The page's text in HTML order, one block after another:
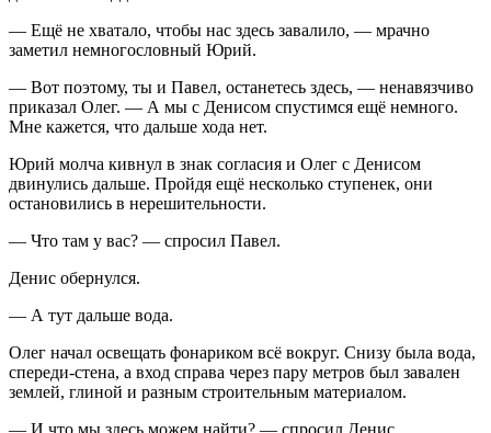
— Ещё не хватало, чтобы нас здесь завалило, — мрачно
заметил немногословный Юрий.
— Вот поэтому, ты и Павел, останетесь здесь, — ненавязчиво
приказал Олег. — А мы с Денисом спустимся ещё немного.
Мне кажется, что дальше хода нет.
Юрий молча кивнул в знак согласия и Олег с Денисом
двинулись дальше. Пройдя ещё несколько ступенек, они
остановились в нерешительности.
— Что там у вас? — спросил Павел.
Денис обернулся.
— А тут дальше вода.
Олег начал освещать фонариком всё вокруг. Снизу была вода,
спереди-стена, а вход справа через пару метров был завален
землей, глиной и разным строительным материалом.
— И что мы здесь можем найти? — спросил Денис